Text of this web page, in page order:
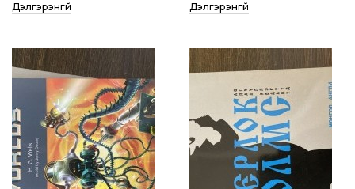
Дэлгэрэнгүй Дэлгэрэнгүй